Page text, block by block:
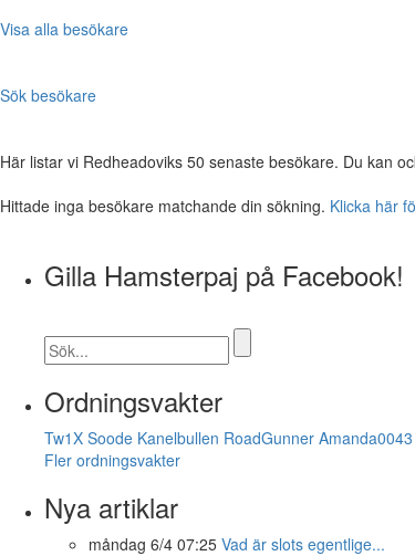
Visa alla besökare
Sök besökare
Här listar vi Redheadoviks 50 senaste besökare. Du kan
Hittade inga besökare matchande din sökning. Klicka här
Gilla Hamsterpaj på Facebook!
Ordningsvakter
Tw1X Soode Kanelbullen RoadGunner Amanda0043
Fler ordningsvakter
Nya artiklar
måndag 6/4 07:25 Vad är slots egentlige...